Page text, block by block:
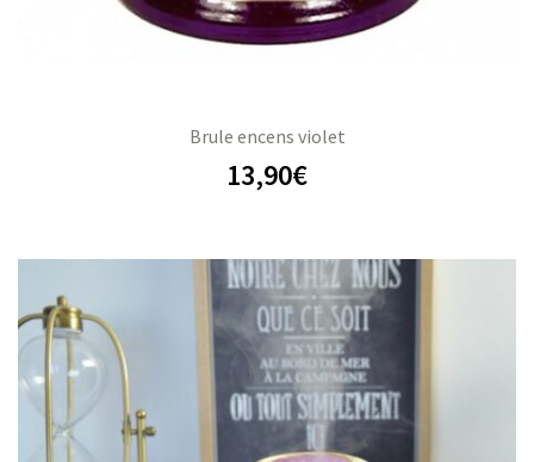
Brule encens violet
13,90€